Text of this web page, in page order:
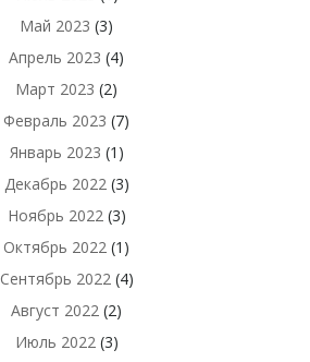
Май 2023 (3)
Апрель 2023 (4)
Март 2023 (2)
Февраль 2023 (7)
Январь 2023 (1)
Декабрь 2022(3)
Ноябрь 2022(3)
Октябрь 2022 (1)
Сентябрь 2022(4)
Август 2022 (2)
Июль 2022(3)